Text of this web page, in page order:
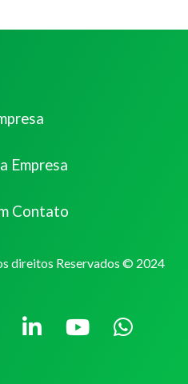
Empresa
Contato
direitos Reservados © 2024